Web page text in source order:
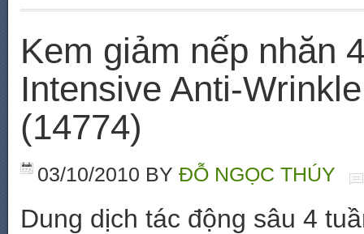
Kem giảm nếp nhăn
Intensive Anti-
(14774)
03/10/2010 BY ĐỖ NGỌC THÚY
Dung dịch tác động sâu 4